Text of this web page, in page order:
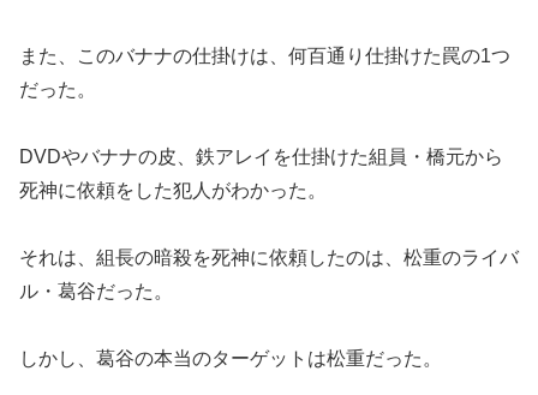
また、このバナナの仕掛けは、何百通り仕掛けた罠の1つ
だった。
DVDやバナナの皮、鉄アレイを仕掛けた組員・橋元から
死神に依頼をした犯人がわかった。
それは、組長の暗殺を死神に依頼したのは、松重のライバ
ル・葛谷だった。
しかし、葛谷の本当のターゲットは松重だった。